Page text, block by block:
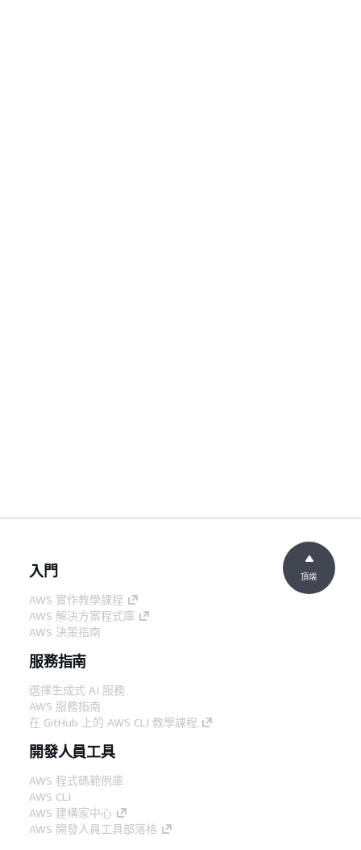
入門
AWS 實作教學課程
AWS 解決方案程式庫
AWS 決策指南
服務指南
選擇生成式 AI 服務
AWS 服務指南
在 GitHub 上的 AWS CLI 教學課程
開發人員工具
AWS 程式碼範例庫
AWS CLI
AWS 建構家中心
AWS 開發人員工具部落格
頂端